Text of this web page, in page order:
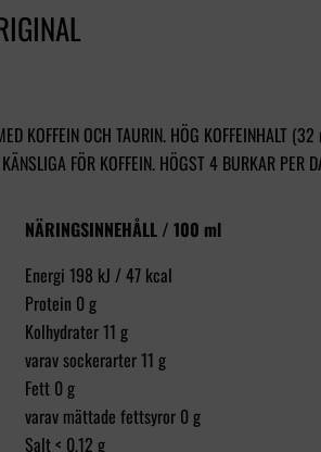
KOFFEIN OCH TAURIN. HÖG KOFFEINHALT
FÖR KOFFEIN. HÖGST 4 BURKAR PER
NÄRINGSINNEHÅLL / 100 ml
Energi 198 kJ / 47 kcal
Protein 0 g
Kolhydrater 11 g
varav sockerarter 11 g
Fett 0 g
varav mättade fettsyror 0 g
Salt < 0,12 g